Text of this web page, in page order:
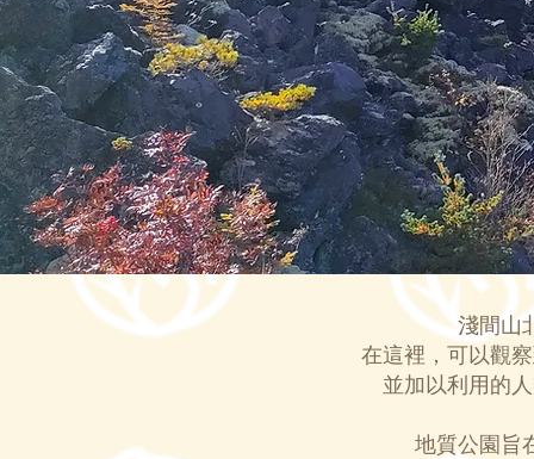
淺間山
在這裡，可以觀
並加以利用的
地質公園旨